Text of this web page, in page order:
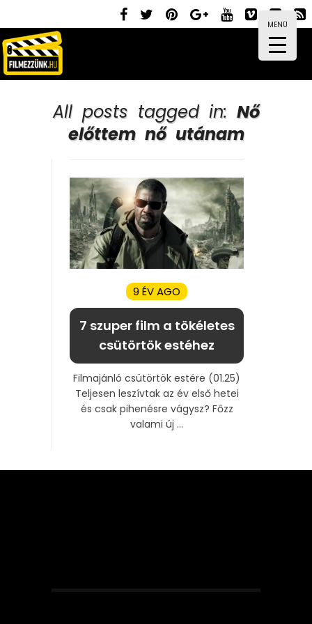
MENÜ
All posts tagged in: Nő
előttem nő utánam
9 ÉV AGO
7 szuper film a tökéletes
csütörtök estéhez
Filmajánló csütörtök estére (01.25)
Teljesen leszívtak az év első hetei
és csak pihenésre vágysz? Főzz
valami új ...